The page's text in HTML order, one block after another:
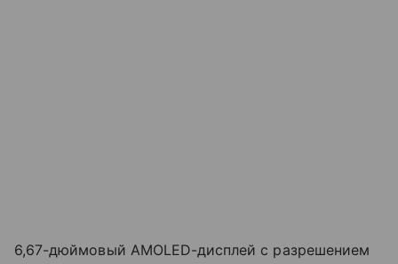
6,67-дюймовый AMOLED-дисплей с разрешением